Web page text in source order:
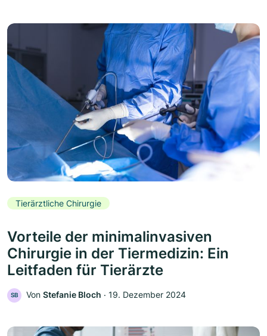
Tierärztliche Chirurgie
Vorteile der minimalinvasiven
Chirurgie in der Tiermedizin: Ein
Leitfaden für Tierärzte
SB Von Stefanie Bloch ‧ 19. Dezember 2024